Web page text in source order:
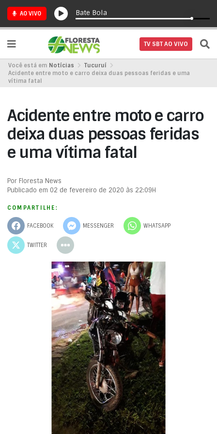
AO VIVO Bate Bola
TV SBT AO VIVO
Você está em Notícias
Tucuruí
Acidente entre moto e carro deixa duas pessoas feridas e uma
vítima fatal
Acidente entre moto e carro
deixa duas pessoas feridas
e uma vítima fatal
Por Floresta News
Publicado em 02 de fevereiro de 2020 às 22:09H
COMPARTILHE:
FACEBOOK MESSENGER WHATSAPP
TWITTER